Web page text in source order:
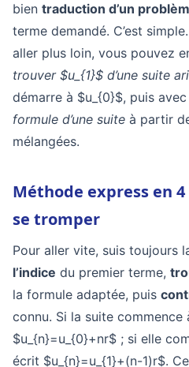
bien traduction d’un
terme demandé. C’est
aller plus loin, vous pouvez
trouver $u_{1}$ d’une suite
démarre à $u_{0}$, puis avec
formule d’une suite à partir
mélangées.
Méthode express en
se tromper
Pour aller vite, suis toujours
l’indice du premier terme,
la formule adaptée, puis
connu. Si la suite commence
$u_{n}=u_{0}+nr$ ; si elle
écrit $u_{n}=u_{1}+(n-1)r$.